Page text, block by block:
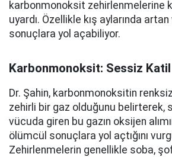
karbonmonoksit zehirlenmelerine
uyardı. Özellikle kış aylarında
sonuçlara yol açabiliyor.
Karbonmonoksit: Sessiz Katil
Dr. Şahin, karbonmonoksitin
zehirli bir gaz olduğunu belirterek,
vücuda giren bu gazın oksijen
ölümcül sonuçlara yol açtığını
Zehirlenmelerin genellikle soba,